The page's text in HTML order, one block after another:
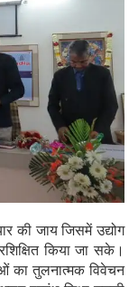
की जाय जिसमें उद्योग
किया जा सके।
का तुलनात्मक विवेचन